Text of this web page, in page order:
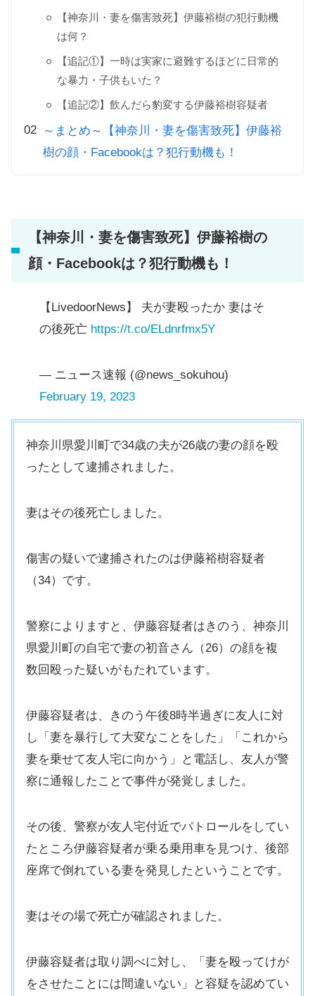
【神奈川・妻を傷害致死】伊藤裕樹の犯行動機
は何？
【追記①】一時は実家に避難するほどに日常的
な暴力・子供もいた？
【追記②】飲んだら豹変する伊藤裕樹容疑者
～まとめ～【神奈川・妻を傷害致死】伊藤裕
樹の顔・Facebookは？犯行動機も！
【神奈川・妻を傷害致死】伊藤裕樹の
顔・Facebookは？犯行動機も！
【LivedoorNews】 夫が妻殴ったか 妻はそ
の後死亡 https://t.co/ELdnrfmx5Y
— ニュース速報 (@news_sokuhou)
February 19, 2023
神奈川県愛川町で34歳の夫が26歳の妻の顔を殴
ったとして逮捕されました。
妻はその後死亡しました。
傷害の疑いで逮捕されたのは伊藤裕樹容疑者
（34）です。
警察によりますと、伊藤容疑者はきのう、神奈川
県愛川町の自宅で妻の初音さん（26）の顔を複
数回殴った疑いがもたれています。
伊藤容疑者は、きのう午後8時半過ぎに友人に対
し「妻を暴行して大変なことをした」「これから
妻を乗せて友人宅に向かう」と電話し、友人が警
察に通報したことで事件が発覚しました。
その後、警察が友人宅付近でパトロールをしてい
たところ伊藤容疑者が乗る乗用車を見つけ、後部
座席で倒れている妻を発見したということです。
妻はその場で死亡が確認されました。
伊藤容疑者は取り調べに対し、「妻を殴ってけが
をさせたことには間違いない」と容疑を認めてい